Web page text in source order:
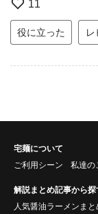
11
役に立った
宅麺について
ご利用シーン
私達の
解説まとめ記事から探
人気醤油ラーメンまと